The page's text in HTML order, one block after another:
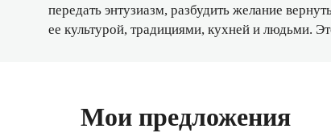
передать энтузиазм, разбудить желание
ее культурой, традициями, кухней и людьми.
Мои предложения